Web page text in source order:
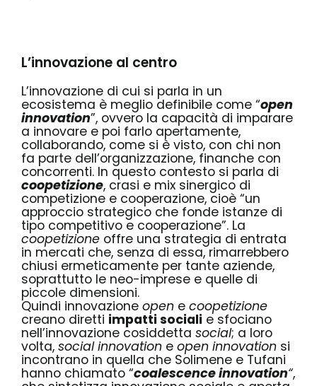
L’innovazione al centro
L’innovazione di cui si parla in un
ecosistema è meglio definibile come “open
innovation”, ovvero la capacità di imparare
a innovare e poi farlo apertamente,
collaborando, come si è visto, con chi non
fa parte dell’organizzazione, finanche con
concorrenti. In questo contesto si parla di
coopetizione, crasi e mix sinergico di
competizione e cooperazione, cioè “un
approccio strategico che fonde istanze di
tipo competitivo e cooperazione”. La
coopetizione offre una strategia di entrata
in mercati che, senza di essa, rimarrebbero
chiusi ermeticamente per tante aziende,
soprattutto le neo-imprese e quelle di
piccole dimensioni.
Quindi innovazione open e coopetizione
creano diretti impatti sociali e sfociano
nell’innovazione cosiddetta social; a loro
volta, social innovation e open innovation si
incontrano in quella che Solimene e Tufani
hanno chiamato “coalescence innovation“,